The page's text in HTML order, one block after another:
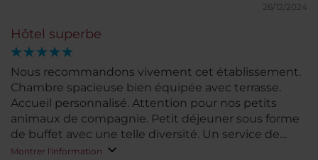
26/12/2024
Hôtel superbe
Nous recommandons vivement cet établissement.
Chambre spacieuse bien équipée avec terrasse.
Accueil personnalisé. Attention pour nos petits
animaux de compagnie. Petit déjeuner sous forme
de buffet avec une telle diversité. Un service de
Montrer l'information